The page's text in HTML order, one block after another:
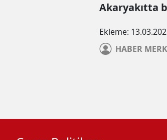
Akaryakıtta
Ekleme:
HABER